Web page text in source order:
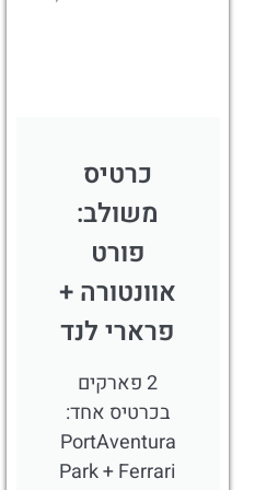
כרטיס
משולב:
פורט
אוונטורה +
פרארי לנד
2 פארקים
בכרטיס אחד:
PortAventura
Park + Ferrari